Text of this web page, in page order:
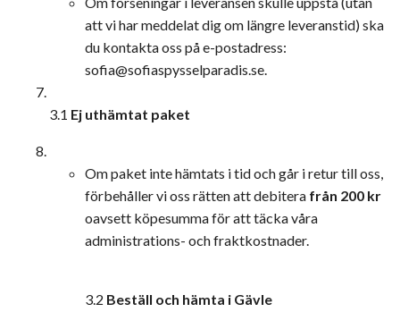
att vi har meddelat dig om längre leveranstid) ska
du kontakta oss på e-postadress:
sofia@sofiaspysselparadis.se.
3.1 Ej uthämtat paket
Om paket inte hämtats i tid och går i retur till oss,
förbehåller vi oss rätten att debitera från 200 kr
oavsett köpesumma för att täcka våra
administrations- och fraktkostnader.
3.2 Beställ och hämta i Gävle